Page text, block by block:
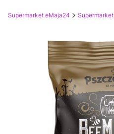
Supermarket eMaja24 Supermarket